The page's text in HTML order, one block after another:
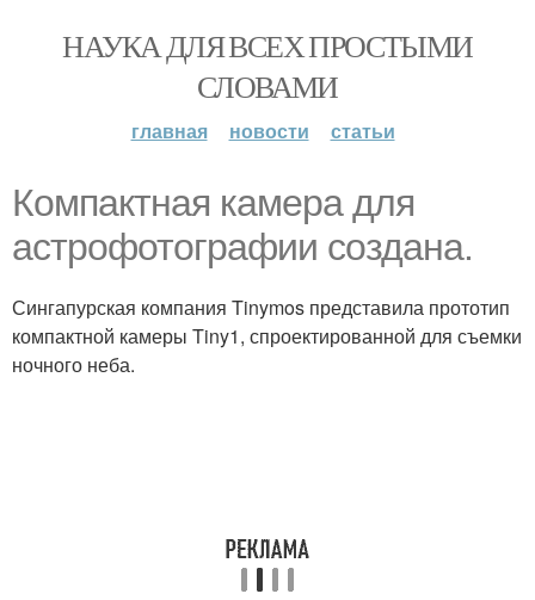
НАУКА ДЛЯ ВСЕХ ПРОСТЫМИ
СЛОВАМИ
главная новости статьи
Компактная камера для
астрофотографии создана.
Сингапурская компания Tinymos представила прототип
компактной камеры Tiny1, спроектированной для съемки
ночного неба.